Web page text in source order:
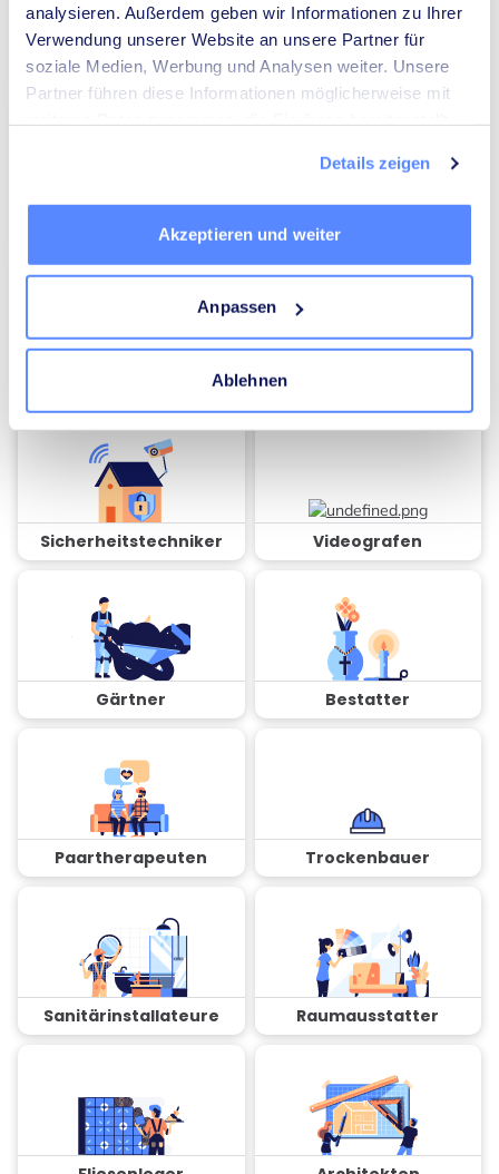
analysieren. Außerdem geben wir Informationen zu Ihrer
Verwendung unserer Website an unsere Partner für
soziale Medien, Werbung und Analysen weiter. Unsere
Partner führen diese Informationen möglicherweise mit
Details zeigen
Akzeptieren und weiter
Anpassen
Ablehnen
Umzugsunternehmen Heizungsbauer
Elektriker Mediatoren
Sicherheitstechniker Videografen
Gärtner Bestatter
Paartherapeuten Trockenbauer
Sanitärinstallateure Raumausstatter